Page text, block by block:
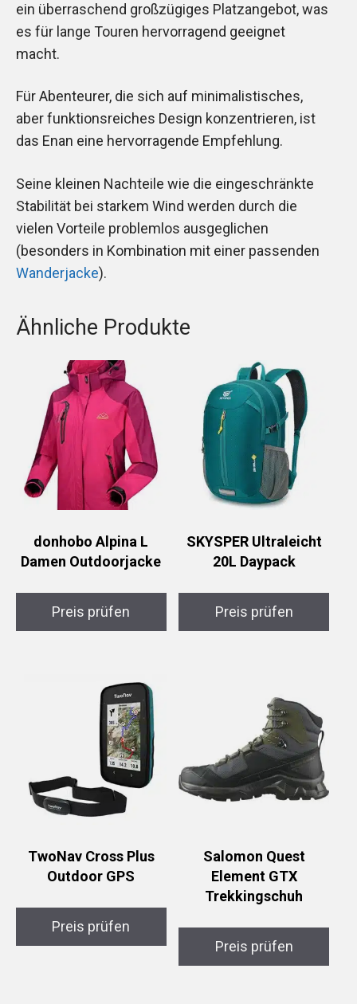
ein überraschend großzügiges Platzangebot, was
es für lange Touren hervorragend geeignet
macht.
Für Abenteurer, die sich auf minimalistisches,
aber funktionsreiches Design konzentrieren, ist
das Enan eine hervorragende Empfehlung.
Seine kleinen Nachteile wie die eingeschränkte
Stabilität bei starkem Wind werden durch die
vielen Vorteile problemlos ausgeglichen
(besonders in Kombination mit einer passenden
Wanderjacke).
Ähnliche Produkte
donhobo Alpina L
Damen Outdoorjacke
Preis prüfen
SKYSPER Ultraleicht
20L Daypack
Preis prüfen
TwoNav Cross Plus
Outdoor GPS
Preis prüfen
Salomon Quest
Element GTX
Trekkingschuh
Preis prüfen